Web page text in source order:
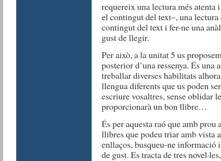
requereix una lectura més
el contingut del text–, una
contingut del text i fer-ne una
gust de llegir.
Per això, a la unitat 5 us
posterior d’una ressenya. És
treballar diverses habilitats
llengua diferents que us poden
escriure vosaltres, sense oblidar
proporcionarà un bon llibre…
És per aquesta raó que amb
llibres que podeu triar amb vista
enllaços, busqueu-ne
de gust. Es tracta de tres